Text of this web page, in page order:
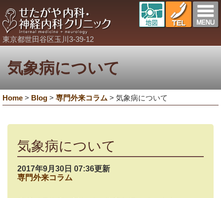
東京都世田谷区玉川3-39-12
気象病について
Home > Blog > 専門外来コラム > 気象病について
気象病について
2017年9月30日 07:36更新
専門外来コラム